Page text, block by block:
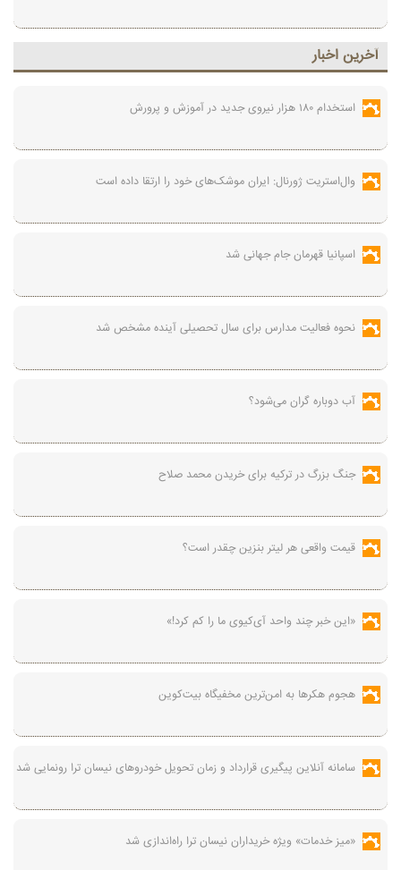
آخرين اخبار
استخدام ۱۸۰ هزار نیروی جدید در آموزش‌ و پرورش
وال‌استریت ژورنال: ایران موشک‌های خود را ارتقا داده است
اسپانیا قهرمان جام جهانی شد
نحوه فعالیت مدارس برای سال تحصیلی آینده مشخص شد
آب دوباره گران می‌شود؟
جنگ بزرگ در ترکیه برای خریدن محمد صلاح
قیمت واقعی هر لیتر بنزین چقدر است؟
«این خبر چند واحد آی‌کیوی ما را کم کرد!»
هجوم هکرها به امن‌ترین مخفیگاه بیت‌کوین
سامانه آنلاین پیگیری قرارداد‌ و زمان تحویل خودرو‌های نیسان ترا رونمایی شد
«میز خدمات» ویژه خریداران نیسان ترا راه‌اندازی شد